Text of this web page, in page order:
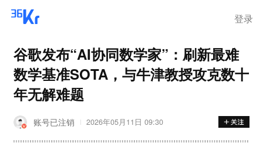
登录
谷歌发布“AI协同数学家”：刷新最难
数学基准SOTA，与牛津教授攻克数十
年无解难题
账号已注销 2026年05月11日 09:30